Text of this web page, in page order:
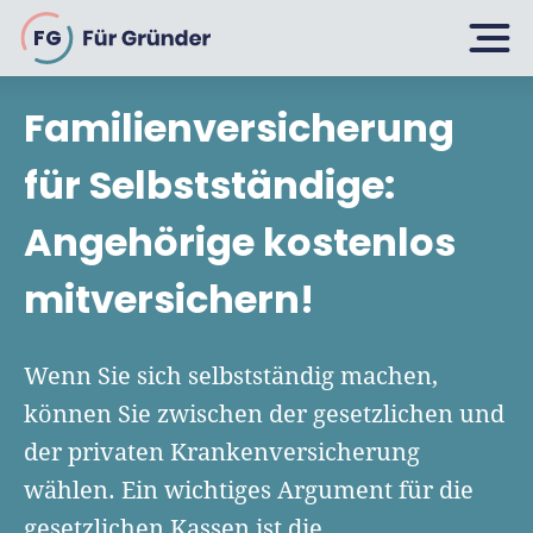
FG
Planen
Selbstständig machen
Über 500 Geschäftsideen
Geschäftsmodell entwickeln
Businessplan schreiben
Businessplan-Vorlage & Muster
Gründen
Firma gründen: 10 Tipps
Rechtsform wählen
UG gründen
GmbH gründen
Wachsen
6 Tipps zum Start
Finanzieren
Familienversicherung
für Selbstständige:
Angehörige kostenlos
mitversichern!
Wenn Sie sich selbstständig machen,
können Sie zwischen der gesetzlichen und
der privaten Krankenversicherung
wählen. Ein wichtiges Argument für die